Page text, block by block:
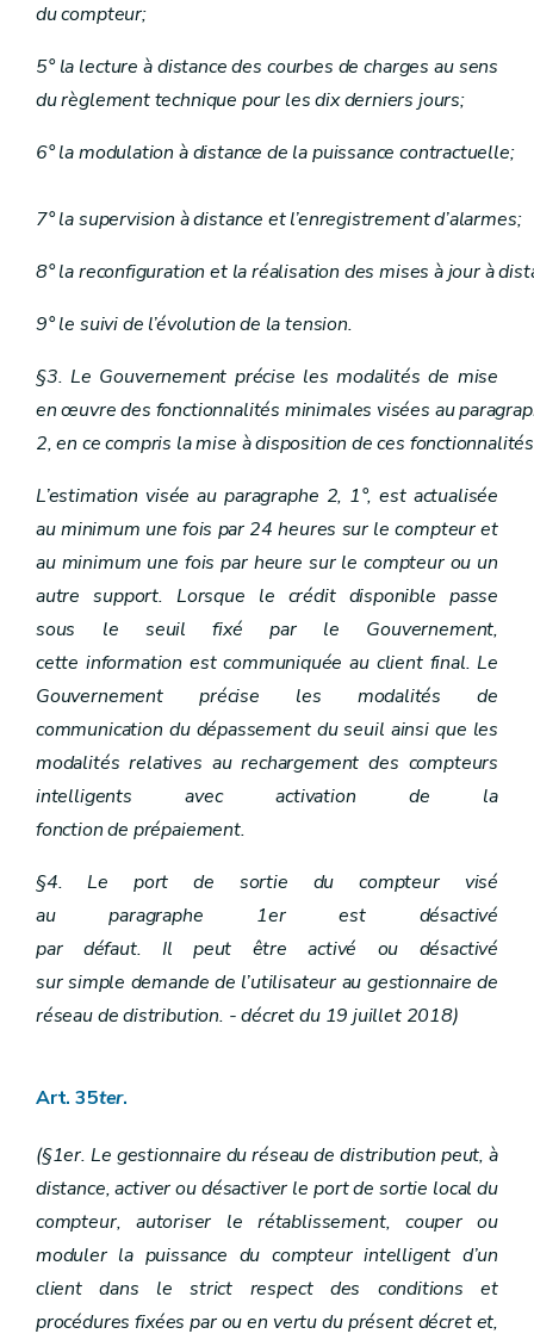
du compteur;
5° la lecture à distance des courbes de charges au sens
du règlement technique pour les dix derniers jours;
6° la modulation à distance de la puissance contractuelle;
7° la supervision à distance et l’enregistrement d’alarmes;
8° la reconfiguration et la réalisation des mises à jour à
9° le suivi de l’évolution de la tension.
§3. Le Gouvernement précise les modalités de mise
en œuvre des fonctionnalités minimales visées au
2, en ce compris la mise à disposition de ces
L’estimation visée au paragraphe 2, 1°, est actualisée
au minimum une fois par 24 heures sur le compteur et
au minimum une fois par heure sur le compteur ou un
autre support. Lorsque le crédit disponible passe
sous le seuil fixé par le Gouvernement,
cette information est communiquée au client final. Le
Gouvernement précise les modalités de
communication du dépassement du seuil ainsi que les
modalités relatives au rechargement des compteurs
intelligents avec activation de la
fonction de prépaiement.
§4. Le port de sortie du compteur visé
au paragraphe 1er est désactivé
par défaut. Il peut être activé ou désactivé
sur simple demande de l’utilisateur au gestionnaire de
réseau de distribution. - décret du 19 juillet 2018)
Art. 35ter.
(§1er. Le gestionnaire du réseau de distribution peut, à
distance, activer ou désactiver le port de sortie local du
compteur, autoriser le rétablissement, couper ou
moduler la puissance du compteur intelligent d’un
client dans le strict respect des conditions et
procédures fixées par ou en vertu du présent décret et,